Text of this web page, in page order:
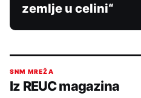
zemlje u celini“
SNM MREŽA
Iz REUC magazina